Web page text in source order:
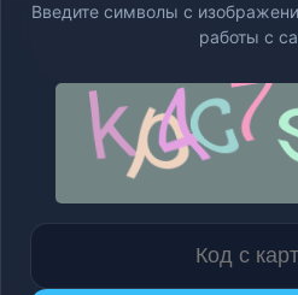
Введите символы с
работы с